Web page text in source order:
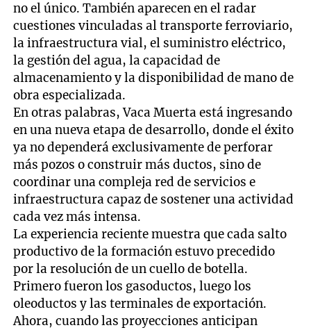
no el único. También aparecen en el radar
cuestiones vinculadas al transporte ferroviario,
la infraestructura vial, el suministro eléctrico,
la gestión del agua, la capacidad de
almacenamiento y la disponibilidad de mano de
obra especializada.
En otras palabras, Vaca Muerta está ingresando
en una nueva etapa de desarrollo, donde el éxito
ya no dependerá exclusivamente de perforar
más pozos o construir más ductos, sino de
coordinar una compleja red de servicios e
infraestructura capaz de sostener una actividad
cada vez más intensa.
La experiencia reciente muestra que cada salto
productivo de la formación estuvo precedido
por la resolución de un cuello de botella.
Primero fueron los gasoductos, luego los
oleoductos y las terminales de exportación.
Ahora, cuando las proyecciones anticipan